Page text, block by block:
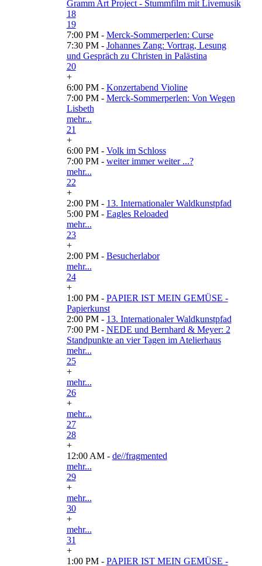
Gramm Art Project - Stummfilm mit Livemusik
18
19
7:00 PM - Merck-Sommerperlen: Curse
7:30 PM - Johannes Zang: Vortrag, Lesung
und Gespräch zu Christen in Palästina
20
+
6:00 PM - Konzertabend Violine
7:00 PM - Merck-Sommerperlen: Von Wegen
Lisbeth
mehr...
21
+
6:00 PM - Volk im Schloss
7:00 PM - weiter immer weiter ...?
mehr...
22
+
2:00 PM - 13. Internationaler Waldkunstpfad
5:00 PM - Eagles Reloaded
mehr...
23
+
2:00 PM - Besucherlabor
mehr...
24
+
1:00 PM - PAPIER IST MEIN GEMÜSE -
Papierkunst
2:00 PM - 13. Internationaler Waldkunstpfad
7:00 PM - NEDE und Bernhard & Meyer: 2
Standpunkte an vier Tagen im Atelierhaus
mehr...
25
+
mehr...
26
+
mehr...
27
28
+
12:00 AM - de//fragmented
mehr...
29
+
mehr...
30
+
mehr...
31
+
1:00 PM - PAPIER IST MEIN GEMÜSE -